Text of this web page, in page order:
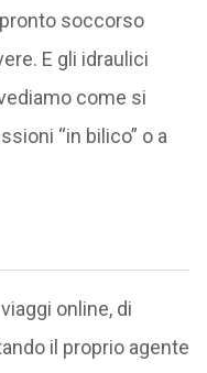
soccorso
E gli idraulici
come si
“in bilico” o a
online, di
il proprio agente